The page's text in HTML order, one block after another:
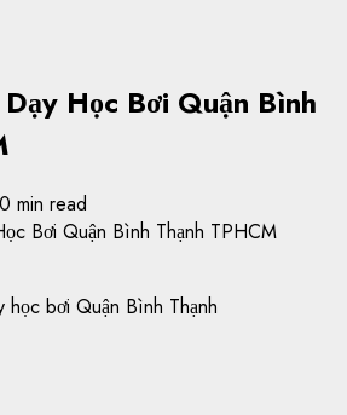
Học Bơi Quận Bình
min read
học bơi Quận Bình Thạnh